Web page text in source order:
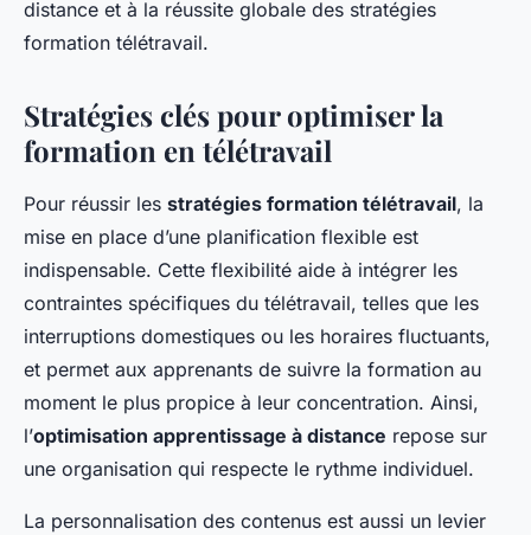
distance et à la réussite globale des stratégies
formation télétravail.
Stratégies clés pour optimiser la
formation en télétravail
Pour réussir les stratégies formation télétravail, la
mise en place d’une planification flexible est
indispensable. Cette flexibilité aide à intégrer les
contraintes spécifiques du télétravail, telles que les
interruptions domestiques ou les horaires fluctuants,
et permet aux apprenants de suivre la formation au
moment le plus propice à leur concentration. Ainsi,
l’optimisation apprentissage à distance repose sur
une organisation qui respecte le rythme individuel.
La personnalisation des contenus est aussi un levier